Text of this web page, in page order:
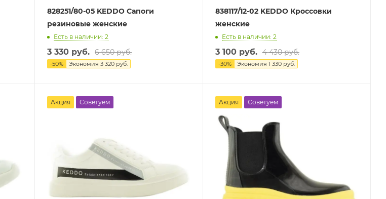
828251/80-05 KEDDO Сапоги
резиновые женские
Есть в наличии: 2
3 330 руб. 6 650 руб.
-50% Экономия3 320 руб.
838117/12-02 KEDDO Кроссовки
женские
Есть в наличии: 2
3 100 руб. 4 430 руб.
-30% Экономия 1 330 руб.
Акция Советуем Акция Советуем